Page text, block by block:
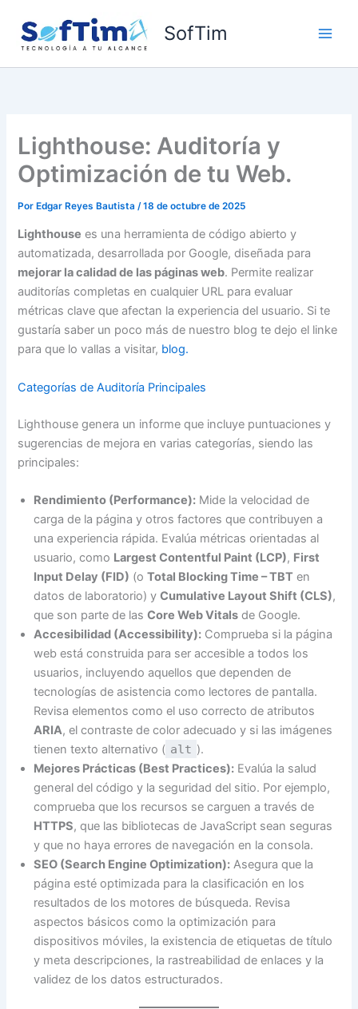
contenido
SofTim
Lighthouse: Auditoría y
Optimización de tu Web.
Por Edgar Reyes Bautista/18 de octubre de 2025
Lighthouse es una herramienta de código abierto y
automatizada, desarrollada por Google, diseñada para
mejorar la calidad de las páginas web. Permite realizar
auditorías completas en cualquier URL para evaluar
métricas clave que afectan la experiencia del usuario. Si te
gustaría saber un poco más de nuestro blog te dejo el linke
para que lo vallas a visitar, blog.
Categorías de Auditoría Principales
Lighthouse genera un informe que incluye puntuaciones y
sugerencias de mejora en varias categorías, siendo las
principales:
Rendimiento (Performance): Mide la velocidad de
carga de la página y otros factores que contribuyen a
una experiencia rápida. Evalúa métricas orientadas al
usuario, como Largest Contentful Paint (LCP), First
Input Delay (FID) (oTotal Blocking Time – TBT en
datos de laboratorio) yCumulative Layout Shift (CLS),
que son parte de lasCore Web Vitals de Google.
Accesibilidad (Accessibility): Comprueba si la página
web está construida para ser accesible a todos los
usuarios, incluyendo aquellos que dependen de
tecnologías de asistencia como lectores de pantalla.
Revisa elementos como el uso correcto de atributos
ARIA, el contraste de color adecuado y si las imágenes
tienen texto alternativo ( alt ).
Mejores Prácticas (Best Practices): Evalúa la salud
general del código y la seguridad del sitio. Por ejemplo,
comprueba que los recursos se carguen a través de
HTTPS, que las bibliotecas de JavaScript sean seguras
y que no haya errores de navegación en la consola.
SEO (Search Engine Optimization): Asegura que la
página esté optimizada para la clasificación en los
resultados de los motores de búsqueda. Revisa
aspectos básicos como la optimización para
dispositivos móviles, la existencia de etiquetas de título
y meta descripciones, la rastreabilidad de enlaces y la
validez de los datos estructurados.